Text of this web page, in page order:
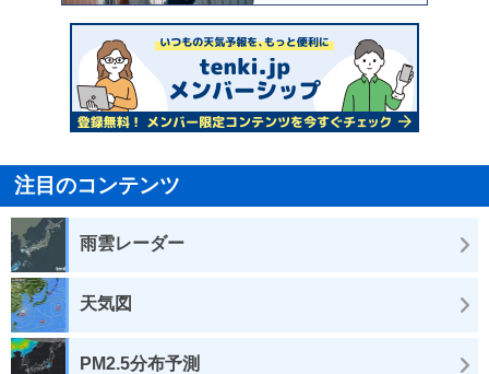
注目のコンテンツ
雨雲レーダー
天気図
PM2.5分布予測